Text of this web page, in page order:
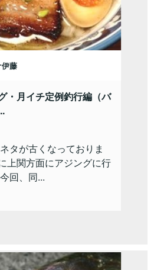
藤
・月イチ定例釣行編（バ
タが古くなっておりま
上関方面にアジングに行
回、同...